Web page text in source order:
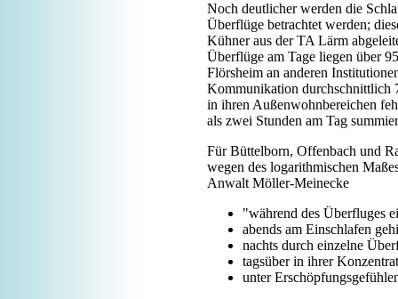
Noch deutlicher werden die
Überflüge betrachtet werden;
Kühner aus der TA Lärm
Überflüge am Tage liegen über
Flörsheim an anderen
Kommunikation durchschnittlich
in ihren Außenwohnbereichen
als zwei Stunden am Tag
Für Büttelborn, Offenbach und
wegen des logarithmischen
Anwalt Möller-Meinecke
"während des Überfluges
abends am Einschlafen
nachts durch einzelne
tagsüber in ihrer
unter